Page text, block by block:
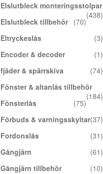
Elslutbleck monteringsstolpar
(438)
Elslutbleck tillbehör
(70)
Eltryckeslås
(3)
Encoder & decoder
(1)
fjäder & spärrskiva
(74)
Fönster & altanlås tillbehör
(184)
Fönsterlås
(75)
Förbuds & varningsskyltar(37)
Fordonslås
(31)
Gångjärn
(61)
Gångjärn tillbehör
(10)